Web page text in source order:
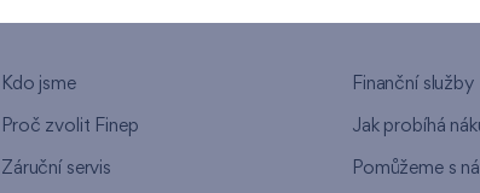
Kdo jsme
Proč zvolit Finep
Záruční servis
Finanční služby
Jak probíhá
Pomůžeme s